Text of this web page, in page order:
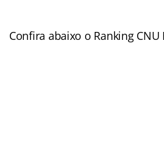
Confira abaixo o Ranking CNU